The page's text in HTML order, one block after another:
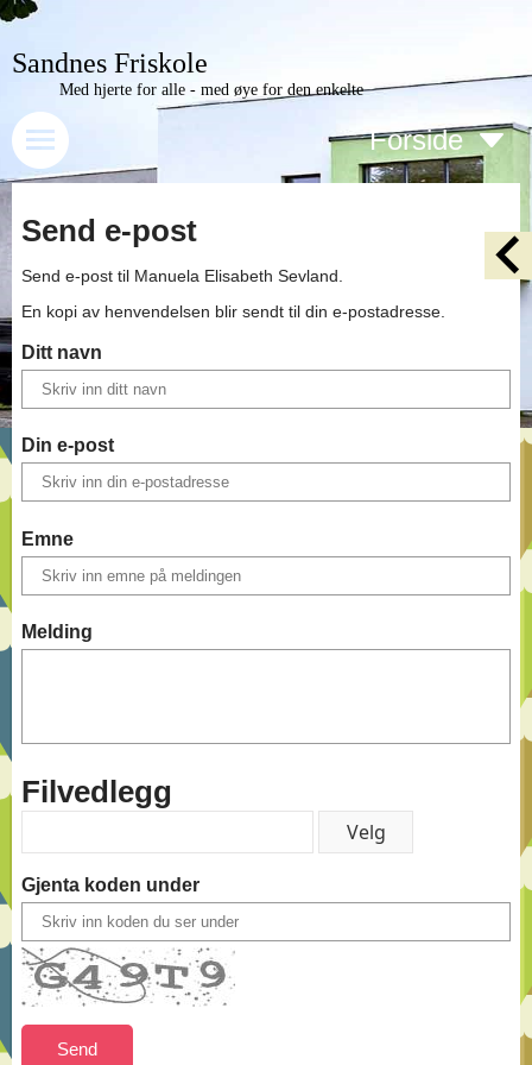
Sandnes Friskole
Med hjerte for alle - med øye for den enkelte
Forside
Send e-post
Send e-post til Manuela Elisabeth Sevland.
En kopi av henvendelsen blir sendt til din e-postadresse.
Ditt navn
Din e-post
Emne
Melding
Filvedlegg
Gjenta koden under